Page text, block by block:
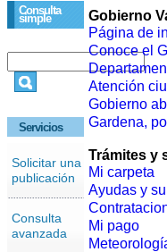
Consulta
simple
Servicios
Solicitar una
publicación
Consulta
avanzada
Gobierno
Página de
Conoce el
Atención
Gobierno
Gardena,
Trámites y
Mi carpeta
Ayudas y
Mi pago